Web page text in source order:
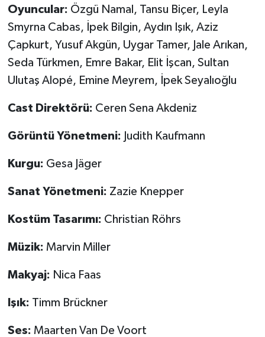
Oyuncular: Özgü Namal, Tansu Biçer, Leyla
Smyrna Cabas, İpek Bilgin, Aydın Işık, Aziz
Çapkurt, Yusuf Akgün, Uygar Tamer, Jale Arıkan,
Seda Türkmen, Emre Bakar, Elit İşcan, Sultan
Ulutaş Alopé, Emine Meyrem, İpek Seyalıoğlu
Cast Direktörü: Ceren Sena Akdeniz
Görüntü Yönetmeni: Judith Kaufmann
Kurgu: Gesa Jäger
Sanat Yönetmeni: Zazie Knepper
Kostüm Tasarımı: Christian Röhrs
Müzik: Marvin Miller
Makyaj: Nica Faas
şık: Timm Brückner
Ses: Maarten Van De Voort